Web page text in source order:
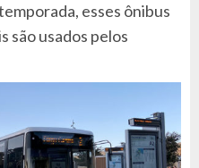
esses ônibus
são usados pelos